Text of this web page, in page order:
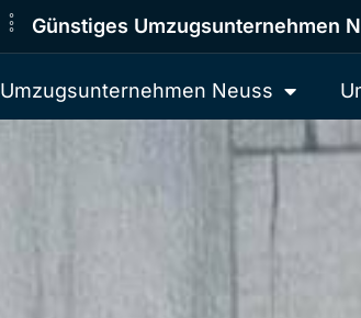
Günstiges Umzugsunternehmen
Umzugsunternehmen Neuss